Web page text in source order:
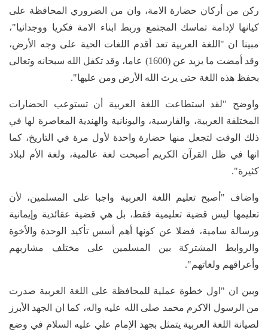
ركن من أركان حضارة الامة، وان من الضروري المحافظة على
كيانها لإدامة تماسك المجتمع وربط ابناء الامة فكريا ووجدانيا"،
مبينا ان "اللغة العربية تعد أقدم اللغات الحية على وجه الأرض،
وقد أمضت ما يزيد عن (1600) عاما، وقد تكفل الله سبحانه وتعالى
بحفظ هذه اللغة حتى يرث الله الأرض ومن عليها".
واوضح "لقد استطاعت اللغة العربية أن تستوعب الحضارات
المختلفة العربية، والفارسية، واليونانية والهندية المعاصرة لها في
ذلك الوقت لتجعل منها حضارة واحدة لأول مرة في التاريخ، كما
انها في ظل القرآن الكريم أصبحت لغة عالمية، ولغة الأم لبلاد
كثيرة".
واضاف "أصبح تعليم اللغة العربية واجبا على المسلمين، لأن
تعليمها ليس قضية تعليمية فقط، بل هي قضية عقائدية وإيمانية
ورسالة سامية، فضلا عن كونها أهم أسس تأكيد الوحدة والأخوة
والروابط المشتركة بين المسلمين على مختلف مشاربهم
وأعراقهم ولغاتهم".
وبين ان "اول خطوة عملية للمحافظة على اللغة العربية صدرت
من الرسول الاكرم محمد صلى الله عليه واله، كما ان الجهد الأبرز
لصيانة اللغة العربية يتمثل بجهد الإمام علي عليه السلام في وضع